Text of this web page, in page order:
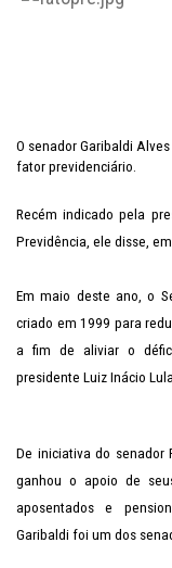
O senador Garibaldi
fator previdenciário.
Recém indicado pela
Previdência, ele disse,
Em maio deste ano, o
criado em 1999 para
a fim de aliviar o
presidente Luiz Inácio
De iniciativa do senador
ganhou o apoio de
aposentados e
Garibaldi foi um dos